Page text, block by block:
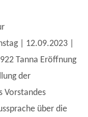
| 12.09.2023 |
Tanna Eröffnung
der
Vorstandes
über die